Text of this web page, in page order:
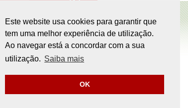
Este website usa cookies para garantir que
tem uma melhor experiência de utilização.
Ao navegar está a concordar com a sua
utilização. Saiba mais
OK
mencionados.
PAGAMENTOS ONLINE